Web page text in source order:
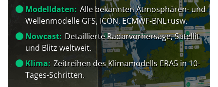
Modelldaten: Alle bekannten Atmosphären- und
Wellenmodelle GFS, ICON, ECMWF-BNL+usw.
Nowcast: Detaillierte Radarvorhersage, Satellit
und Blitz weltweit.
Klima: Zeitreihen des Klimamodells ERA5 in 10-
Tages-Schritten.